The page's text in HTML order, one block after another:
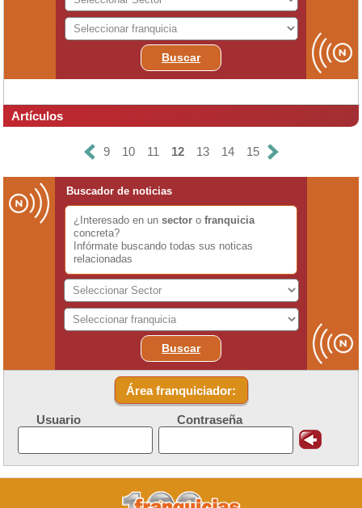
Buscar
Artículos
9 10 11 12 13 14 15
Buscador de noticias
¿Interesado en un sector o franquicia
concreta?
Infórmate buscando todas sus noticas
relacionadas
Buscar
Área franquiciador:
Usuario Contraseña